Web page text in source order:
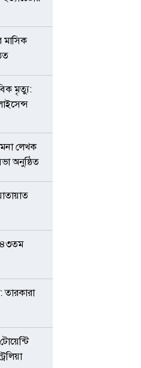
মাসিক
মৃত্যু:
লেখক
অনুষ্ঠিত
৪৩তম
তারকারা